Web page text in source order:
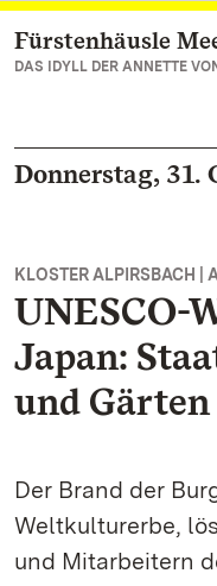
Zum Hauptinhalt
Fürstenhäusle
DAS IDYLL DER ANNETTE
Donnerstag, 31.
KLOSTER ALPIRSBACH |
UNESCO-
Japan:
und
Der Brand der
Weltkulturerbe,
und Mitarbeitern